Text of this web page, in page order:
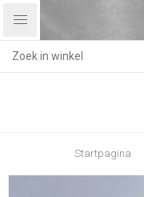
Startpagina